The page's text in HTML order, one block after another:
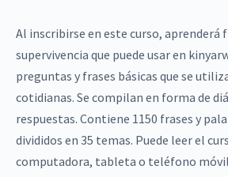
Al inscribirse en este curso, aprenderá
supervivencia que puede usar en
preguntas y frases básicas que se
cotidianas. Se compilan en forma de
respuestas. Contiene 1150 frases y
divididos en 35 temas. Puede leer el
computadora, tableta o teléfono